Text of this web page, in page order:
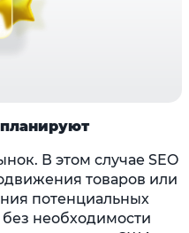
В этом случае SEO
товаров или
потенциальных
необходимости